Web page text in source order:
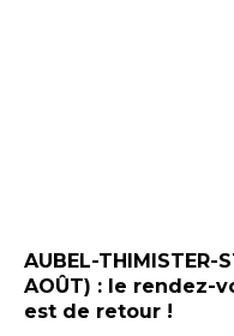
AUBEL-THIMISTER-
AOÛT) : le rendez-
est de retour !